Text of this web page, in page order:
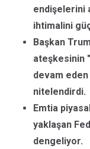
endişelerini
ihtimalini
Başkan
ateşkesinin
devam
nitelendirdi.
Emtia
yaklaşan
dengeliyor.